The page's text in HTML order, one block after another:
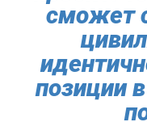
сможет
позиции